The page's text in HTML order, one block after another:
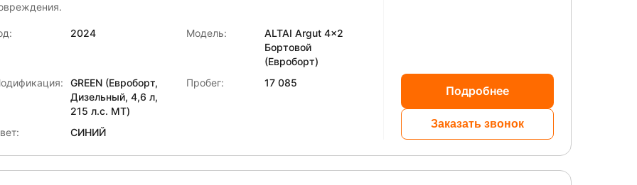
2024 Модель:
ALTAI Аrgut 4x2
Бортовой
(Евроборт)
GREEN (Евроборт,
Дизельный, 4,6 л,
215 л.с. МТ)
Пробег: 17 085
СИНИЙ
Подробнее
Заказать звонок